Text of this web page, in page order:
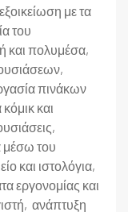
με τα
του
και πολυμέσα,
πινάκων
και
μέσω του
και ιστολόγια,
εργονομίας και
ανάπτυξη